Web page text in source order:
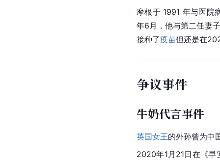
摩根于 1991 年与医院
年6月，他与第二任妻
接种了疫苗但还是在
争议事件
牛奶代言事件
英国女王的外孙曾为中
2020年1月21日在《早